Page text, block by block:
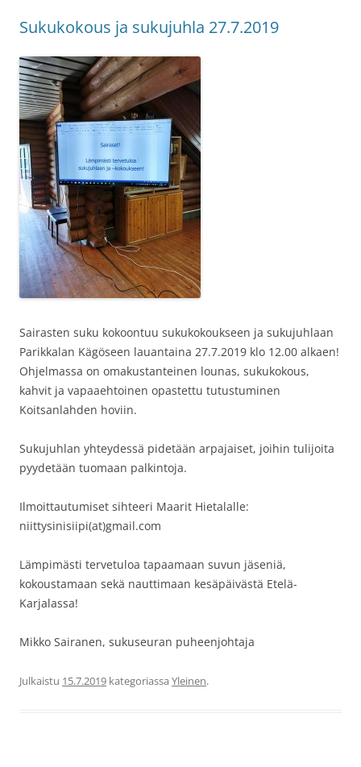
Sukukokous ja sukujuhla 27.7.2019
Sairasten suku kokoontuu sukukokoukseen ja sukujuhlaan
Parikkalan Kägöseen lauantaina 27.7.2019 klo 12.00 alkaen!
Ohjelmassa on omakustanteinen lounas, sukukokous,
kahvit ja vapaaehtoinen opastettu tutustuminen
Koitsanlahden hoviin.
Sukujuhlan yhteydessä pidetään arpajaiset, joihin tulijoita
pyydetään tuomaan palkintoja.
Ilmoittautumiset sihteeri Maarit Hietalalle:
niittysinisiipi(at)gmail.com
Lämpimästi tervetuloa tapaamaan suvun jäseniä,
kokoustamaan sekä nauttimaan kesäpäivästä Etelä-
Karjalassa!
Mikko Sairanen, sukuseuran puheenjohtaja
Julkaistu 15.7.2019 kategoriassa Yleinen.